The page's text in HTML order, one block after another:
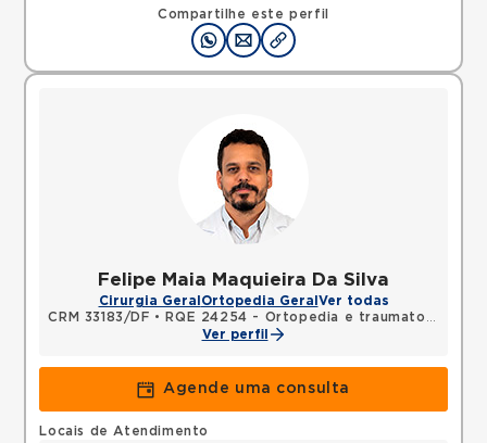
Compartilhe este perfil
Felipe Maia Maquieira Da Silva
Cirurgia Geral Ortopedia Geral Ver todas
CRM 33183/DF •
RQE 24254 - Ortopedia e traumatologia
Ver perfil
Agende uma consulta
Locais de Atendimento